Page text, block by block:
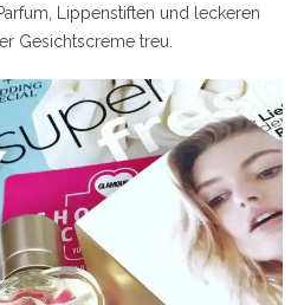
Lippenstiften und leckeren
Gesichtscreme treu.